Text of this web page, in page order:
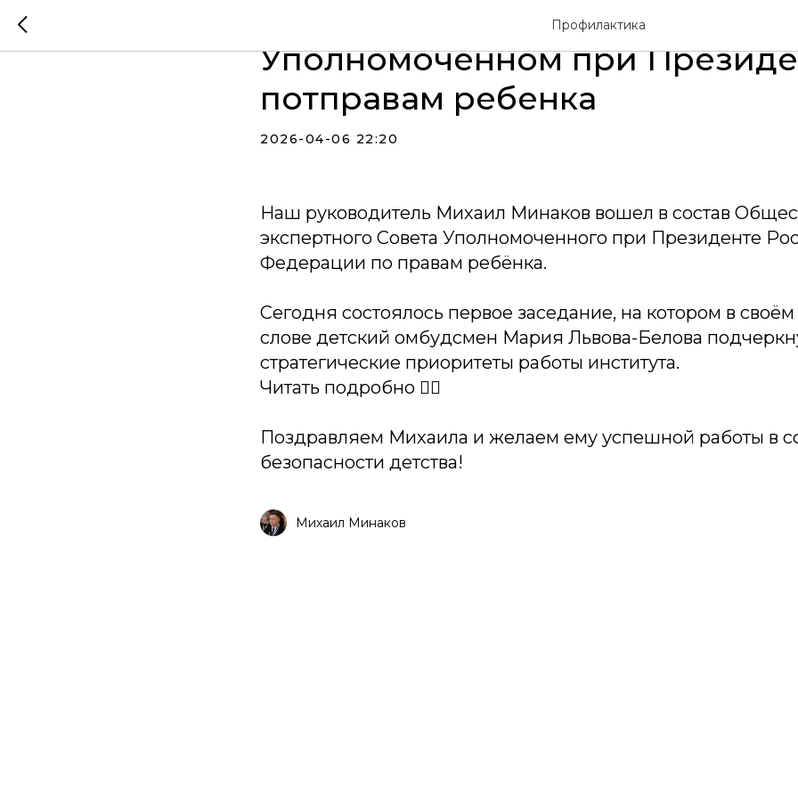
Профилактика
Общественно-эксперный
Уполномоченном при
потправам ребенка
2026-04-06 22:20
Наш руководитель Михаил Минаков вошел в состав
экспертного Совета Уполномоченного при Президенте
Федерации по правам ребёнка.
Сегодня состоялось первое заседание, на котором в
слове детский омбудсмен Мария Львова-Белова
стратегические приоритеты работы института.
Читать подробно 👉🏼
Поздравляем Михаила и желаем ему успешной работы в
безопасности детства!
Михаил Минаков